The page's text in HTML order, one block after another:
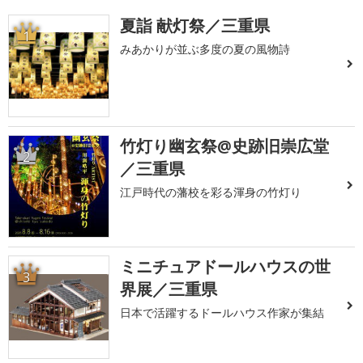
1 夏詣 献灯祭／三重県
みあかりが並ぶ多度の夏の風物詩
2
竹灯り幽玄祭@史跡旧崇広堂
／三重県
江戸時代の藩校を彩る渾身の竹灯り
3
ミニチュアドールハウスの世
界展／三重県
日本で活躍するドールハウス作家が集結